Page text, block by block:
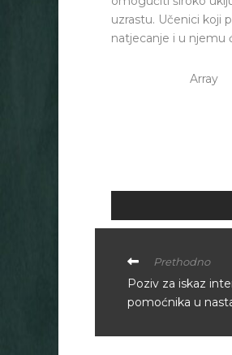
uzrastu. Učenici koji
natjecanje i u njemu
Array
Prethodno
Poziv za iskaz
pomoćnika u